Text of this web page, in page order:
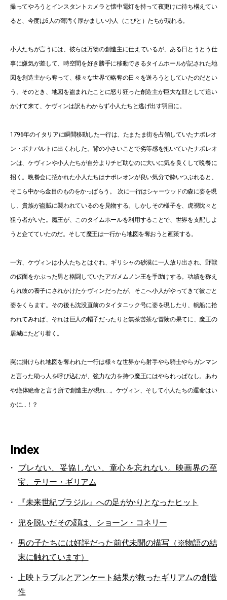
撮ってやろうとインスタントカメラと懐中電灯を持って夜更けに待ち構えてい
ると、今度は6人の薄汚く厚かましい小人（こびと）たちが現れる。
小人たちが言うには、彼らは万物の創造主に仕えているが、ある日とうとう仕
事に嫌気が差して、時空間を好き勝手に移動できるタイムホールが記された地
図を創造主から奪って、様々な世界で略奪の日々を送ろうとしていたのだとい
う。そのとき、地図を盗まれたことに怒り狂った創造主が巨大な顔として追い
かけて来て、ケヴィンは訳もわからず小人たちと逃げ出す羽目に。
1796年のイタリアに瞬間移動した一行は、たまたま街を占領していたナポレオ
ン・ボナパルトに出くわした。背の小さいことで劣等感を抱いていたナポレオ
ンは、ケヴィンや小人たちが自分よりチビ助なのに大いに気を良くして晩餐に
招く。晩餐会に招かれた小人たちはナポレオンが良い気分で酔いつぶれると、
そこら中から金目のものをかっぱらう。 次に一行はシャーウッドの森に姿を現
し、貴族が盗賊に襲われているのを見物する。しかしその様子を、虎視眈々と
狙う者がいた。魔王が、このタイムホールを利用することで、世界を支配しよ
うと企てていたのだ。そして魔王は一行から地図を奪おうと画策する。
一方、ケヴィンは小人たちとはぐれ、ギリシャの砂漠に一人放り出され、野獣
の仮面をかぶった男と格闘していたアガメムノン王を手助けする。功績を称え
られ彼の養子にされかけたケヴィンだったが、そこへ小人がやってきて彼ごと
姿をくらます。その後も沈没直前のタイタニック号に姿を現したり、帆船に拾
われてみれば、それは巨人の帽子だったりと無茶苦茶な冒険の果てに、魔王の
居城にたどり着く。
罠に掛けられ地図を奪われた一行は様々な世界から射手やら騎士やらガンマン
と言った助っ人を呼び込むが、強力な力を持つ魔王にはやられっぱなし。あわ
や絶体絶命と言う所で創造主が現れ…。ケヴィン、そして小人たちの運命はい
かに…！？
Index
ブレない、妥協しない、童心を忘れない。映画界の至
宝、テリー・ギリアム
『未来世紀ブラジル』への足がかりとなったヒット
兜を脱いだその顔は、ショーン・コネリー
男の子たちには好評だった前代未聞の描写（※物語の結
末に触れています）
上映トラブルとアンケート結果が救ったギリアムの創造
性